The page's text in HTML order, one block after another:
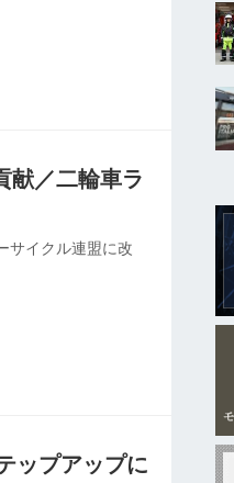
献／二輪車ラ
サイクル連盟に改
ップアップに